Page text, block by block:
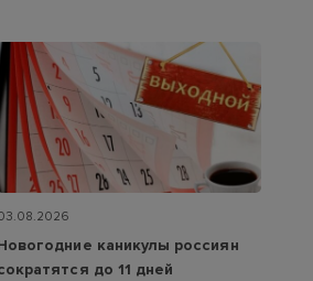
каникулы россиян
до 11 дней